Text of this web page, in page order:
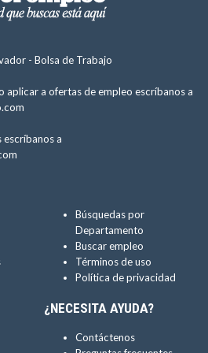
- Bolsa de Trabajo
aplicar a ofertas de empleo escríbanos a
escríbanos a
Búsquedas por
Departamento
Buscar empleo
Términos de uso
Política de privacidad
¿NECESITA AYUDA?
Contáctenos